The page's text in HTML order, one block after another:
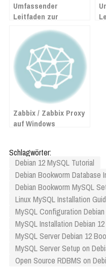
Umfassender
Leitfaden zur
Installation von
PostgreSQL auf
Debian 12 Bookworm
Zabbix / Zabbix Proxy
auf Windows
Schlagwörter:
Debian 12 MySQL Tutorial
Debian Bookworm Database
Debian Bookworm MySQL
Linux MySQL Installation
MySQL Configuration
MySQL Installation Debian 12
MySQL Server Debian 12
MySQL Server Setup on
Open Source RDBMS on